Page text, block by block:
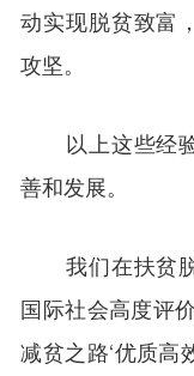
动实现脱贫致富
攻坚。
以上这些经验
善和发展。
我们在扶贫脱
国际社会高度评
减贫之路‘优质